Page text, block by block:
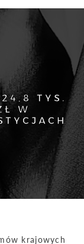
TYS.
W
krajowych